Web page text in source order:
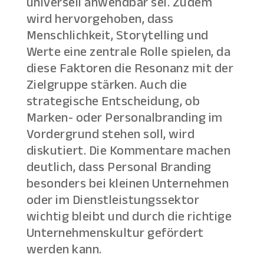
wird hervorgehoben, dass
Menschlichkeit, Storytelling und
Werte eine zentrale Rolle spielen, da
diese Faktoren die Resonanz mit der
Zielgruppe stärken. Auch die
strategische Entscheidung, ob
Marken- oder Personalbranding im
Vordergrund stehen soll, wird
diskutiert. Die Kommentare machen
deutlich, dass Personal Branding
besonders bei kleinen Unternehmen
oder im Dienstleistungssektor
wichtig bleibt und durch die richtige
Unternehmenskultur gefördert
werden kann.